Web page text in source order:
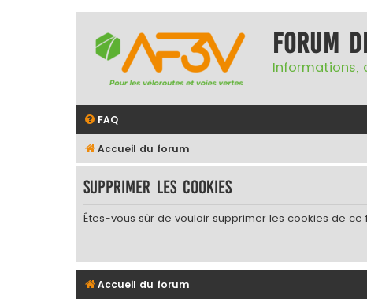
Forum
Informations,
FAQ
Accueil du forum
Supprimer les cookies
Êtes-vous sûr de vouloir supprimer les cookies de ce
Accueil du forum